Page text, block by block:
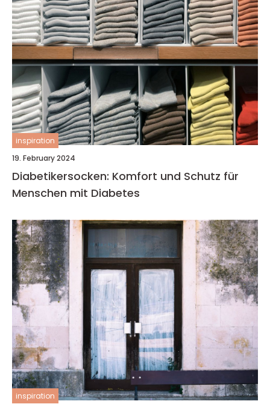
inspiration
19. February 2024
Diabetikersocken: Komfort und Schutz für
Menschen mit Diabetes
inspiration